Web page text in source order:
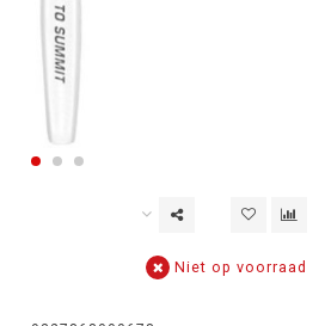
Niet op voorraad